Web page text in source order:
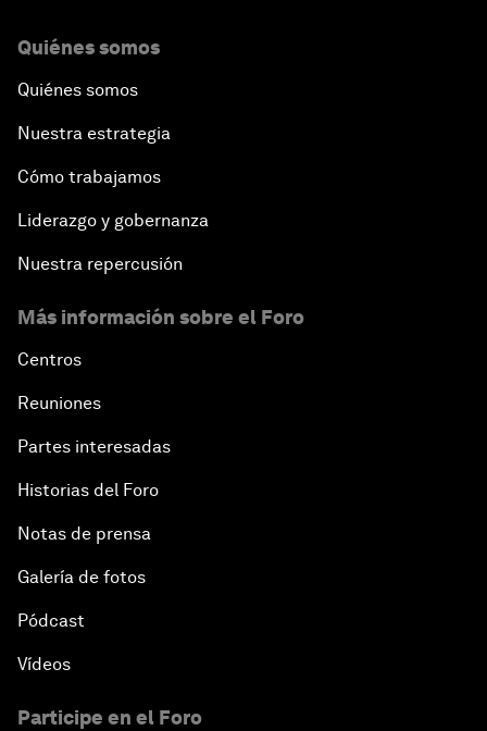
Quiénes somos
Quiénes somos
Nuestra estrategia
Cómo trabajamos
Liderazgo y gobernanza
Nuestra repercusión
Más información sobre el Foro
Centros
Reuniones
Partes interesadas
Historias del Foro
Notas de prensa
Galería de fotos
Pódcast
Vídeos
Participe en el Foro